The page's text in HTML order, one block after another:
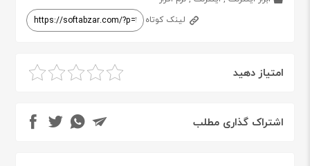
لینک کوتاه
امتیاز دهید
اشتراک گذاری مطلب